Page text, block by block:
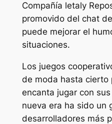
Compañía letaly
promovido del chat
puede mejorar el
situaciones.
Los juegos
de moda hasta cierto
encanta jugar con
nueva era ha sido un
desarrolladores más